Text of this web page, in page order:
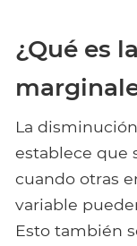
¿Qué es
La
establece que
cuando otras
variable
Esto también